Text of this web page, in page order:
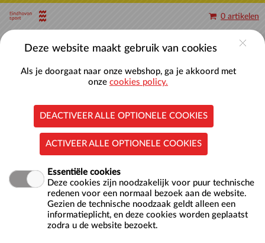
Naar hoofdinhoud
0 artikelen
Baantjes zwemmen 50-meterbaden
Locatie Nationaal Zwemcentrum De Tongelreep
Deze website maakt gebruik van cookies
Als je doorgaat naar onze webshop, ga je akkoord met
onze cookies policy.
DEACTIVEER ALLE OPTIONELE COOKIES
ACTIVEER ALLE OPTIONELE COOKIES
Essentiële cookies
Deze cookies zijn noodzakelijk voor puur technische
redenen voor een normaal bezoek aan de website.
Gezien de technische noodzaak geldt alleen een
informatieplicht, en deze cookies worden geplaatst
zodra u de website bezoekt.